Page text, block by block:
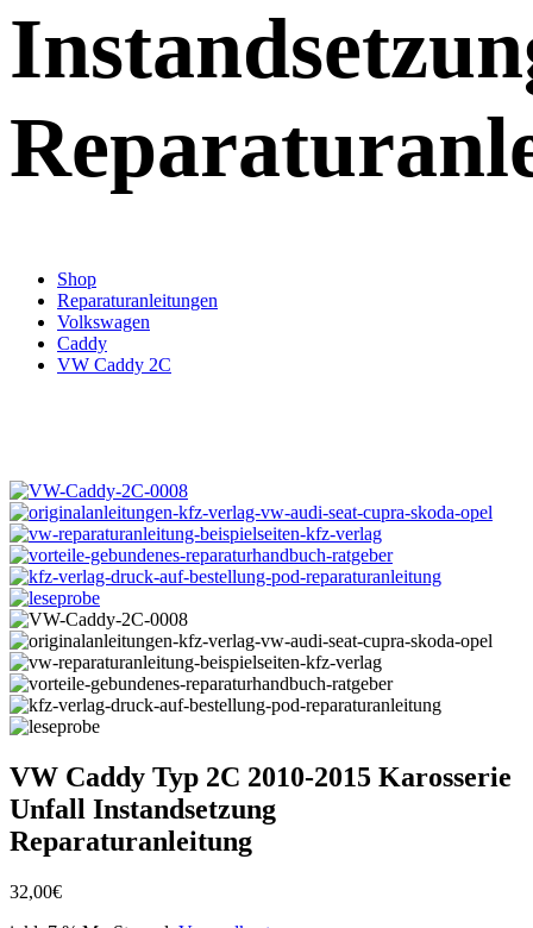
Shop
Reparaturanleitungen
Volkswagen
Caddy
VW Caddy 2C
VW Caddy Typ 2C 2010-2015 Karosserie
Unfall Instandsetzung
Reparaturanleitung
32,00€